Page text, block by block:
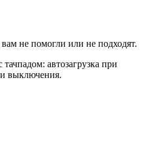
не помогли или не подходят.
автозагрузка при
выключения.